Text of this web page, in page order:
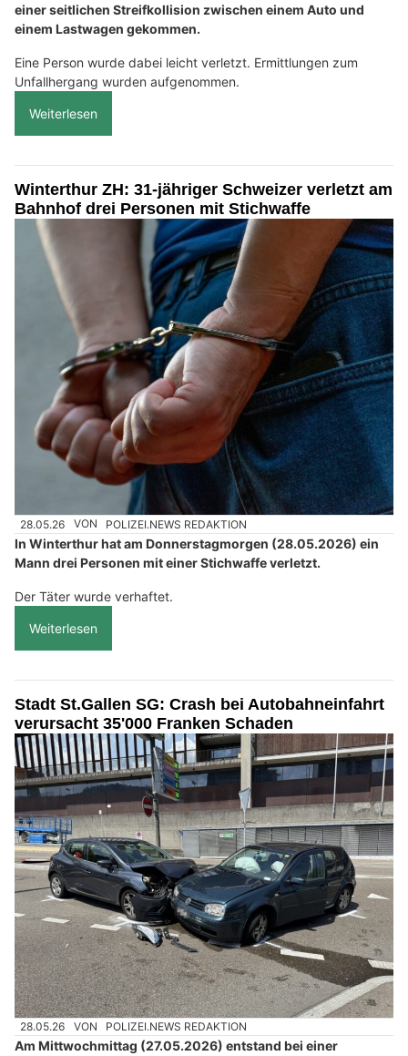
einer seitlichen Streifkollision zwischen einem Auto und
einem Lastwagen gekommen.
Eine Person wurde dabei leicht verletzt. Ermittlungen zum
Unfallhergang wurden aufgenommen.
Weiterlesen
Winterthur ZH: 31-jähriger Schweizer verletzt am
Bahnhof drei Personen mit Stichwaffe
28.05.26 VON POLIZEI.NEWS REDAKTION
In Winterthur hat am Donnerstagmorgen (28.05.2026) ein
Mann drei Personen mit einer Stichwaffe verletzt.
Der Täter wurde verhaftet.
Weiterlesen
Stadt St.Gallen SG: Crash bei Autobahneinfahrt
verursacht 35'000 Franken Schaden
28.05.26 VON POLIZEI.NEWS REDAKTION
Am Mittwochmittag (27.05.2026) entstand bei einer